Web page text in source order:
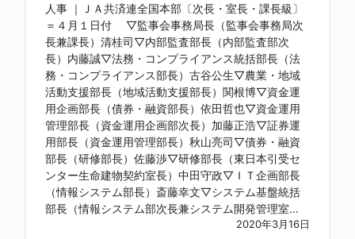
人事 ｜ＪＡ共済連全国本部〔次長・室長・課長級〕
＝４月１日付 ▽監事会事務局長（監事会事務局次
長兼課長）清桂司▽内部監査部長（内部監査部次
長）内藤誠▽法務・コンプライアンス統括部長（法
務・コンプライアンス部長）古谷公生▽農業・地域
活動支援部長（地域活動支援部長）関根博▽資金運
用企画部長（債券・融資部長）依田哲也▽資金運用
管理部長（資金運用企画部次長）加藤正浩▽証券運
用部長（資金運用管理部長）秋山亮司▽債券・融資
部長（研修部長）佐藤渉▽研修部長（東日本引受セ
ンター生命建物契約室長）中田守政▽ＩＴ企画部長
（情報システム部長）斎藤幸文▽システム基盤統括
部長（情報システム部次長兼システム開発管理室...
2020年3月16日